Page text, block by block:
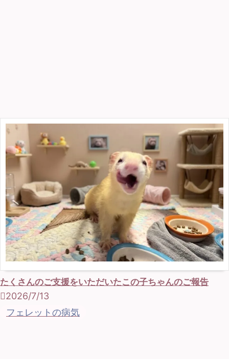
たくさんのご支援をいただいたこの子ちゃんのご報告
2026/7/13
フェレットの病気